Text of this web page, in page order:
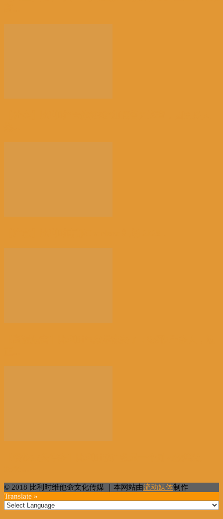
© 2018 比利时维他命文化传媒 ｜本网站由流动媒体制作
Translate »